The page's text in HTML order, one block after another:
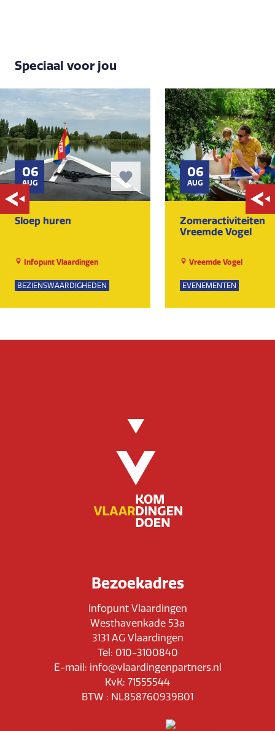
Speciaal voor jou
06
AUG
Sloep huren
Infopunt Vlaardingen
BEZIENSWAARDIGHEDEN
06
AUG
Zomeractiviteiten
Vreemde Vogel
Vreemde Vogel
EVENEMENTEN
Bezoekadres
Infopunt Vlaardingen
Westhavenkade 53a
3131 AG Vlaardingen
Tel: 010-3100840
E-mail: info@vlaardingenpartners.nl
KvK: 71555544
BTW : NL858760939B01